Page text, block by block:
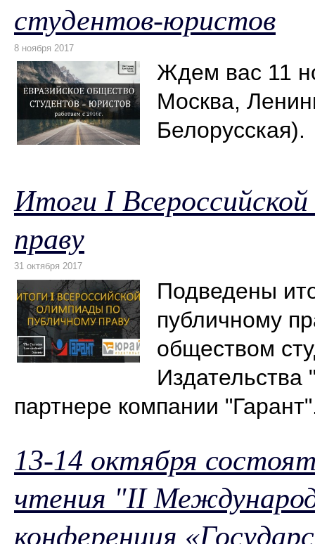
студентов-юристов
Ждем вас 11
Москва,
Белорусская).
Итоги I
праву
Подведены
публичному
обществом
партнере компании
13-14 октября
чтения "II
конференция